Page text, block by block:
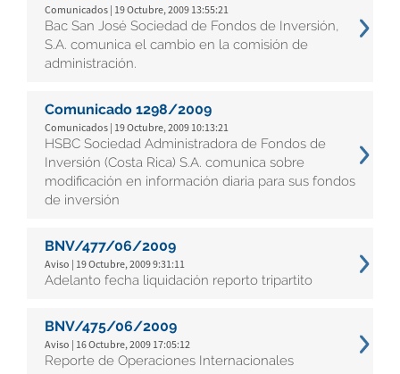
Comunicados | 19 Octubre, 2009 13:55:21
Bac San José Sociedad de Fondos de Inversión,
S.A. comunica el cambio en la comisión de
administración.
Comunicado 1298/2009
Comunicados | 19 Octubre, 2009 10:13:21
HSBC Sociedad Administradora de Fondos de
Inversión (Costa Rica) S.A. comunica sobre
modificación en información diaria para sus fondos
de inversión
BNV/477/06/2009
Aviso | 19 Octubre, 2009 9:31:11
Adelanto fecha liquidación reporto tripartito
BNV/475/06/2009
Aviso | 16 Octubre, 2009 17:05:12
Reporte de Operaciones Internacionales